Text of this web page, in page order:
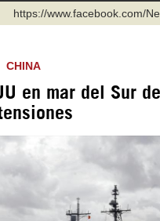
https://www.facebook.com/
http://twitter.com/nexo_latino
https://t.me/hispantvcanal
https://urmedium.com/c/
Instagram como: hispan_tv
CHINA
en mar del Sur